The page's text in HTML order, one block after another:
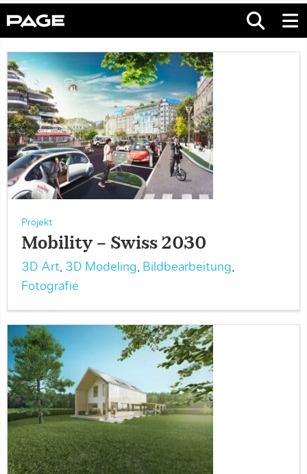
Projekt
Mobility – Swiss 2030
3D Art, 3D Modeling, Bildbearbeitung,
Fotografie